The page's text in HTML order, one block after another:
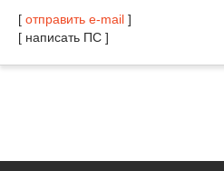
[ отправить e-mail ]
[ написать ПС ]